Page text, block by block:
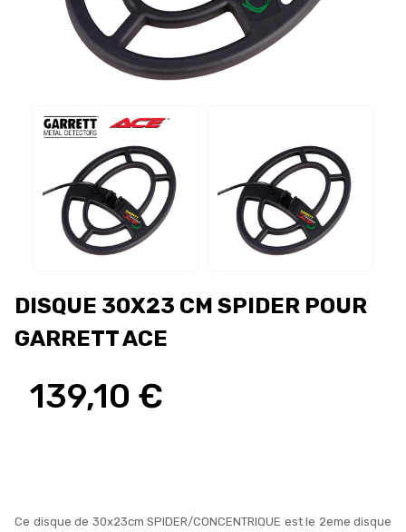
DISQUE 30X23 CM SPIDER POUR
GARRETT ACE
139,10 €
Ce disque de 30x23cm SPIDER/CONCENTRIQUE est le 2eme disque